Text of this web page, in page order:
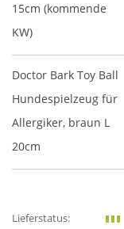
15cm (kommende
KW)
Doctor Bark Toy Ball
Hundespielzeug für
Allergiker, braun L
20cm
Lieferstatus: